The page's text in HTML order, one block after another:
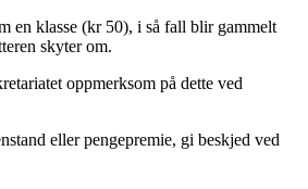
en klasse (kr 50), i så fall blir gammelt
skyter om.
oppmerksom på dette ved
eller pengepremie, gi beskjed ved